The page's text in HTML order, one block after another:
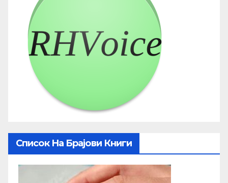
Список На Брајови Книги